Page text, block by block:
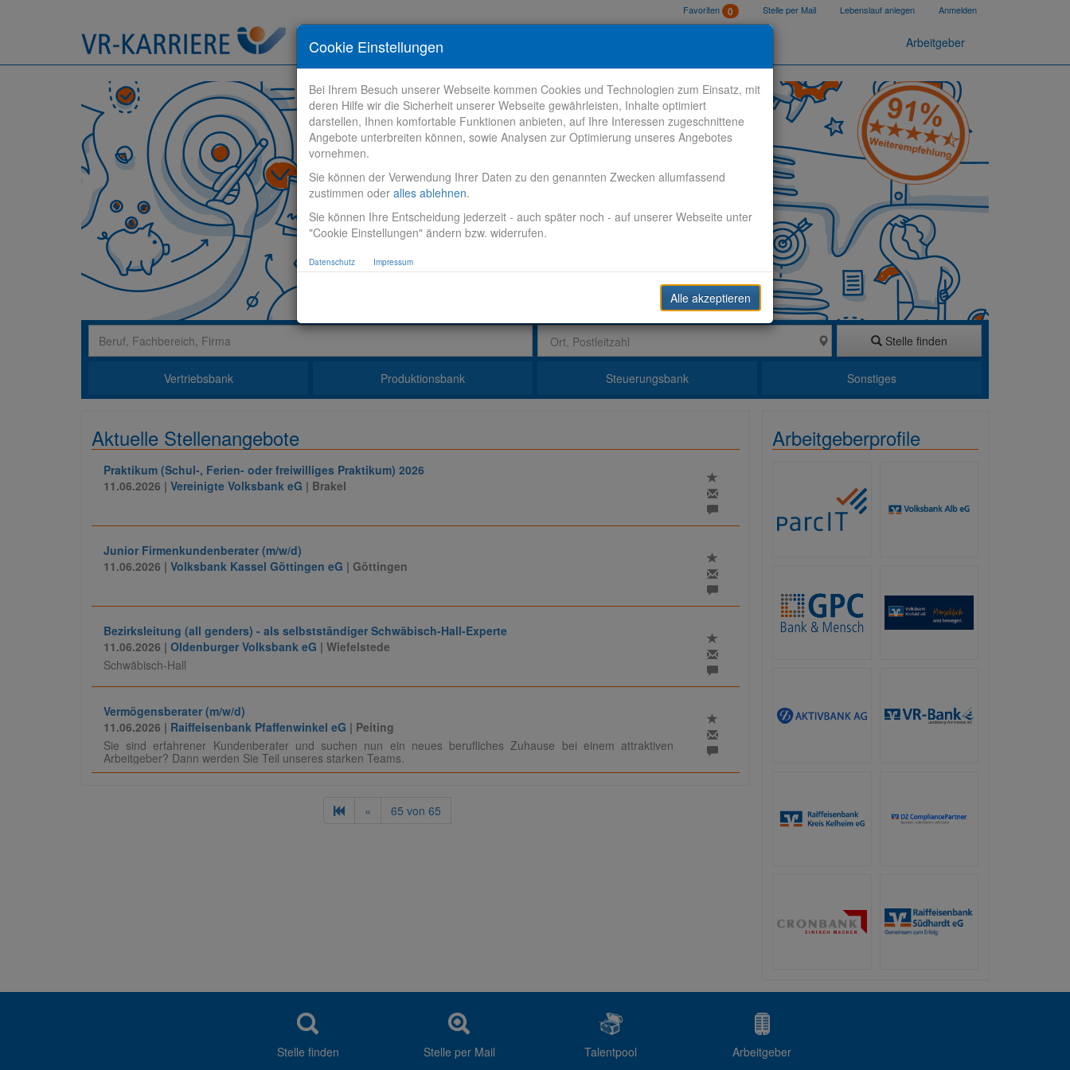
Favoriten 0 Stelle per Mail Lebenslauf anlegen Anmelden
Stelle finden Bewerbungstipps Arbeitgeber
Stelle finden
Vertriebsbank Produktionsbank Steuerungsbank Sonstiges
Aktuelle Stellenangebote
Praktikum (Schul-, Ferien- oder freiwilliges Praktikum) 2026
11.06.2026 | Vereinigte Volksbank eG | Brakel
Junior Firmenkundenberater (m/w/d)
11.06.2026 | Volksbank Kassel Göttingen eG | Göttingen
Bezirksleitung (all genders) - als selbstständiger Schwäbisch-Hall-Experte
11.06.2026 | Oldenburger Volksbank eG | Wiefelstede
Schwäbisch-Hall
Vermögensberater (m/w/d)
11.06.2026 | Raiffeisenbank Pfaffenwinkel eG | Peiting
Sie sind erfahrener Kundenberater und suchen nun ein neues berufliches Zuhause bei einem attraktiven
Arbeitgeber? Dann werden Sie Teil unseres starken Teams.
« 65 von 65
Arbeitgeberprofile
Stelle finden Stelle per Mail Talentpool Arbeitgeber
Cookie Einstellungen
Bei Ihrem Besuch unserer Webseite kommen Cookies und Technologien zum Einsatz, mit
deren Hilfe wir die Sicherheit unserer Webseite gewährleisten, Inhalte optimiert
darstellen, Ihnen komfortable Funktionen anbieten, auf Ihre Interessen zugeschnittene
Angebote unterbreiten können, sowie Analysen zur Optimierung unseres Angebotes
vornehmen.
Sie können der Verwendung Ihrer Daten zu den genannten Zwecken allumfassend
zustimmen oder alles ablehnen.
Sie können Ihre Entscheidung jederzeit - auch später noch - auf unserer Webseite unter
"Cookie Einstellungen" ändern bzw. widerrufen.
Datenschutz Impressum
Alle akzeptieren